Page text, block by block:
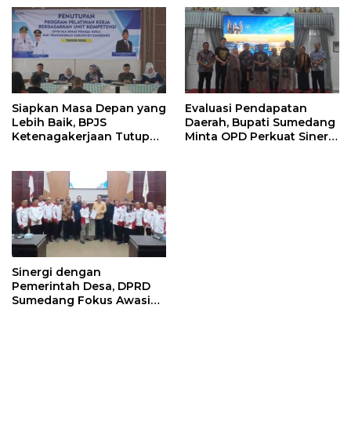
Siapkan Masa Depan yang
Lebih Baik, BPJS
Ketenagakerjaan Tutup
Evaluasi Pendapatan
Daerah, Bupati Sumedang
Minta OPD Perkuat Sinergi
Sinergi dengan
Pemerintah Desa, DPRD
Sumedang Fokus Awasi